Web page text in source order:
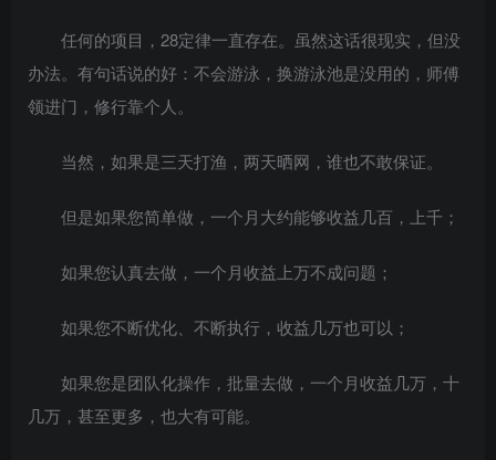
任何的项目，28定律一直存在。虽然这话很现实，但没
办法。有句话说的好：不会游泳，换游泳池是没用的，师傅
领进门，修行靠个人。
当然，如果是三天打渔，两天晒网，谁也不敢保证。
但是如果您简单做，一个月大约能够收益几百，上千；
如果您认真去做，一个月收益上万不成问题；
如果您不断优化、不断执行，收益几万也可以；
如果您是团队化操作，批量去做，一个月收益几万，十
几万，甚至更多，也大有可能。